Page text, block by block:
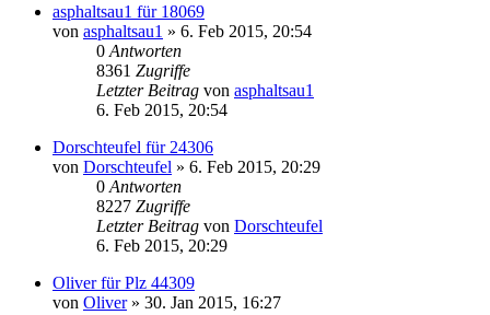
asphaltsau1 für 18069
von asphaltsau1 » 6. Feb 2015, 20:54
0 Antworten
8361 Zugriffe
Letzter Beitrag von asphaltsau1
6. Feb 2015, 20:54
Dorschteufel für 24306
von Dorschteufel » 6. Feb 2015, 20:29
0 Antworten
8227 Zugriffe
Letzter Beitrag von Dorschteufel
6. Feb 2015, 20:29
Oliver für Plz 44309
von Oliver» 30. Jan 2015, 16:27